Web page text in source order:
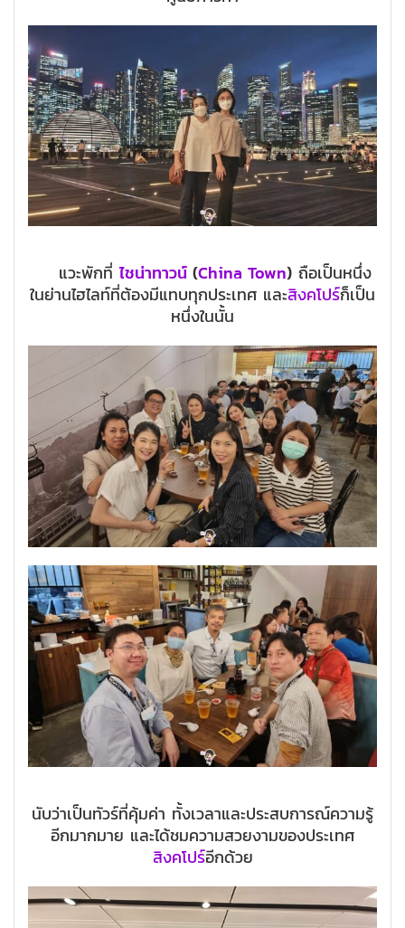
แวะพักที่ไชน่าทาวน์ (China Town) ถือเป็นหนึ่ง
ในย่านไฮไลท์ที่ต้องมีแทบทุกประเทศ และสิงคโปร์ก็เป็น
หนึ่งในนั้น
นับว่าเป็นทัวร์ที่คุ้มค่า ทั้งเวลาและประสบการณ์ความรู้
อีกมากมาย และได้ชมความสวยงามของประเทศ
สิงคโปร์อีกด้วย